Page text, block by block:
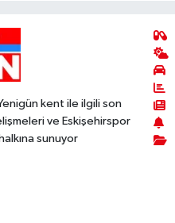
kent ile ilgili son
ve Eskişehirspor
sunuyor